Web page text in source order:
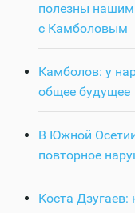
полезны нашим
с Камболовым
Камболов: у
общее будущее
В Южной
повторное
Коста Дзугаев: